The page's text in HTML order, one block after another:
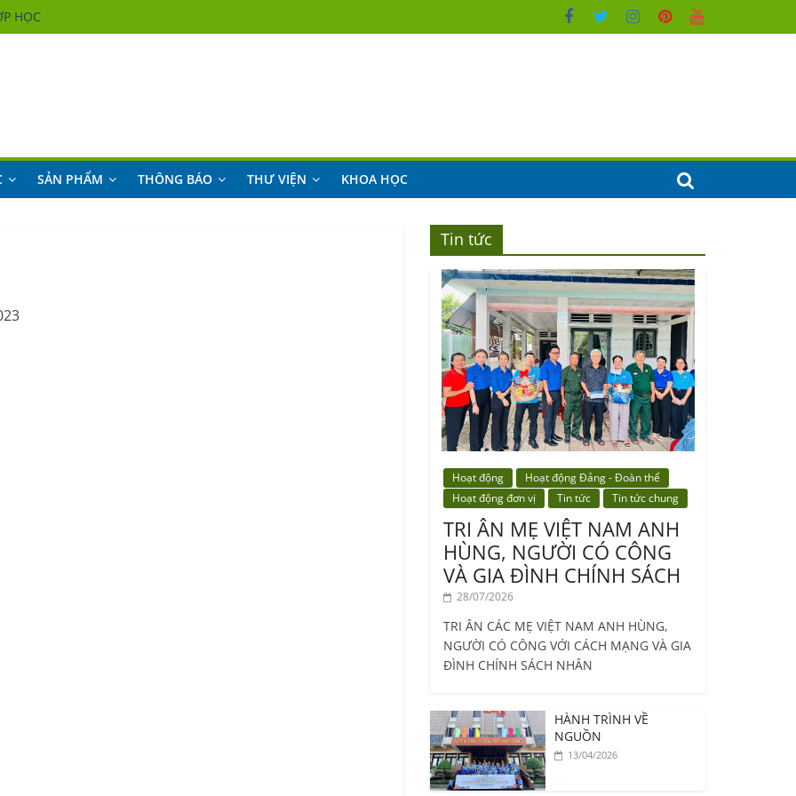
HỌC
HỌC
HỌC
SẢN PHẨM THÔNG BÁO THƯ VIỆN KHOA HỌC
Tin tức
Hoạt động
Hoạt động Đảng - Đoàn thể
Hoạt động đơn vị
Tin tức Tin tức chung
TRI ÂN MẸ VIỆT NAM ANH
HÙNG, NGƯỜI CÓ CÔNG
VÀ GIA ĐÌNH CHÍNH SÁCH
28/07/2026
TRI ÂN CÁC MẸ VIỆT NAM ANH HÙNG,
NGƯỜI CÓ CÔNG VỚI CÁCH MẠNG VÀ GIA
ĐÌNH CHÍNH SÁCH NHÂN
HÀNH TRÌNH VỀ
NGUỒN
13/04/2026